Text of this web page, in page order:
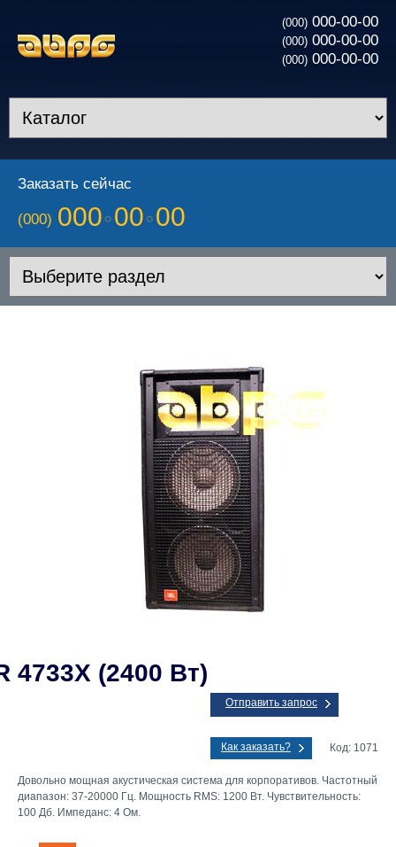
(000) 000-00-00
(000) 000-00-00
(000) 000-00-00
Заказать сейчас
(000) 000 00 00
4733X (2400 Вт)
Отправить запрос
Как заказать? Код: 1071
Довольно мощная акустическая система для корпоративов. Частотный
диапазон: 37-20000 Гц. Мощность RMS: 1200 Вт. Чувствительность:
100 Дб. Импеданс: 4 Ом.